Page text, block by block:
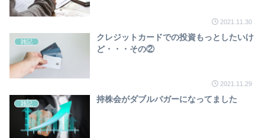
2021.11.30
雑記
クレジットカードでの投資もっとしたいけ
ど・・・その②
2021.11.29
雑記 持株会がダブルバガーになってました